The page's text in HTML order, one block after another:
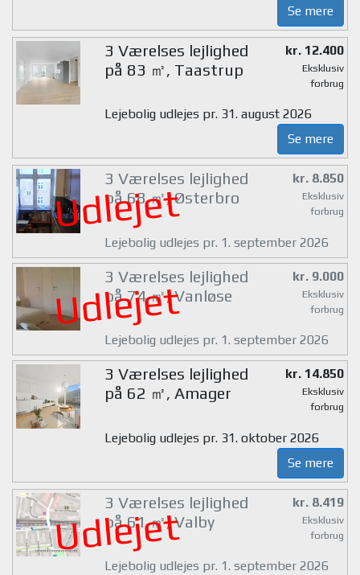
Se mere
3 Værelses lejlighed
på 83 ㎡, Taastrup
kr. 12.400
Eksklusiv
forbrug
Lejebolig udlejes pr. 31. august 2026
Se mere
Udlejet
3 Værelses lejlighed
på 68 ㎡, Østerbro
kr. 8.850
Eksklusiv
forbrug
Lejebolig udlejes pr. 1. september 2026
Udlejet
3 Værelses lejlighed
på 74 ㎡, Vanløse
kr. 9.000
Eksklusiv
forbrug
Lejebolig udlejes pr. 1. september 2026
3 Værelses lejlighed
på 62 ㎡, Amager
kr. 14.850
Eksklusiv
forbrug
Lejebolig udlejes pr. 31. oktober 2026
Se mere
Udlejet
3 Værelses lejlighed
på 61 ㎡, Valby
kr. 8.419
Eksklusiv
forbrug
Lejebolig udlejes pr. 1. september 2026